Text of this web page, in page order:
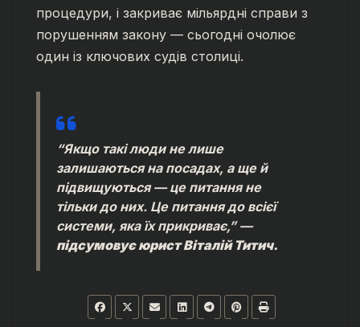
процедури, і закриває мільярдні справи з
порушенням закону — сьогодні очолює
один із ключових судів столиці.
“Якщо такі люди не лише
залишаються на посадах, а ще й
підвищуються — це питання не
тільки до них. Це питання до всієї
системи, яка їх прикриває,” —
підсумовує юрист Віталій Титич.